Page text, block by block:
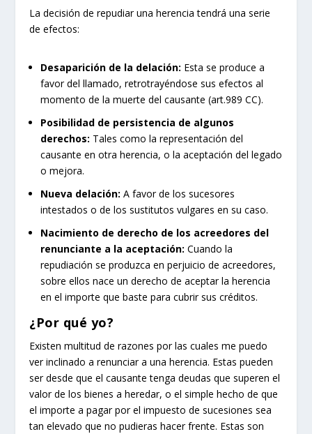
La decisión de repudiar una herencia tendrá una serie
de efectos:
Desaparición de la delación: Esta se produce a
favor del llamado, retrotrayéndose sus efectos al
momento de la muerte del causante (art.989 CC).
Posibilidad de persistencia de algunos
derechos: Tales como la representación del
causante en otra herencia, o la aceptación del legado
o mejora.
Nueva delación: A favor de los sucesores
intestados o de los sustitutos vulgares en su caso.
Nacimiento de derecho de los acreedores del
renunciante a la aceptación: Cuando la
repudiación se produzca en perjuicio de acreedores,
sobre ellos nace un derecho de aceptar la herencia
en el importe que baste para cubrir sus créditos.
¿Por qué yo?
Existen multitud de razones por las cuales me puedo
ver inclinado a renunciar a una herencia. Estas pueden
ser desde que el causante tenga deudas que superen el
valor de los bienes a heredar, o el simple hecho de que
el importe a pagar por el impuesto de sucesiones sea
tan elevado que no pudieras hacer frente. Estas son